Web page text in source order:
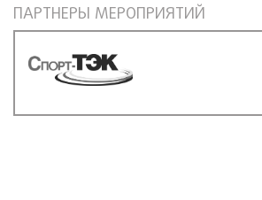
ПАРТНЕРЫ МЕРОПРИЯТИЙ